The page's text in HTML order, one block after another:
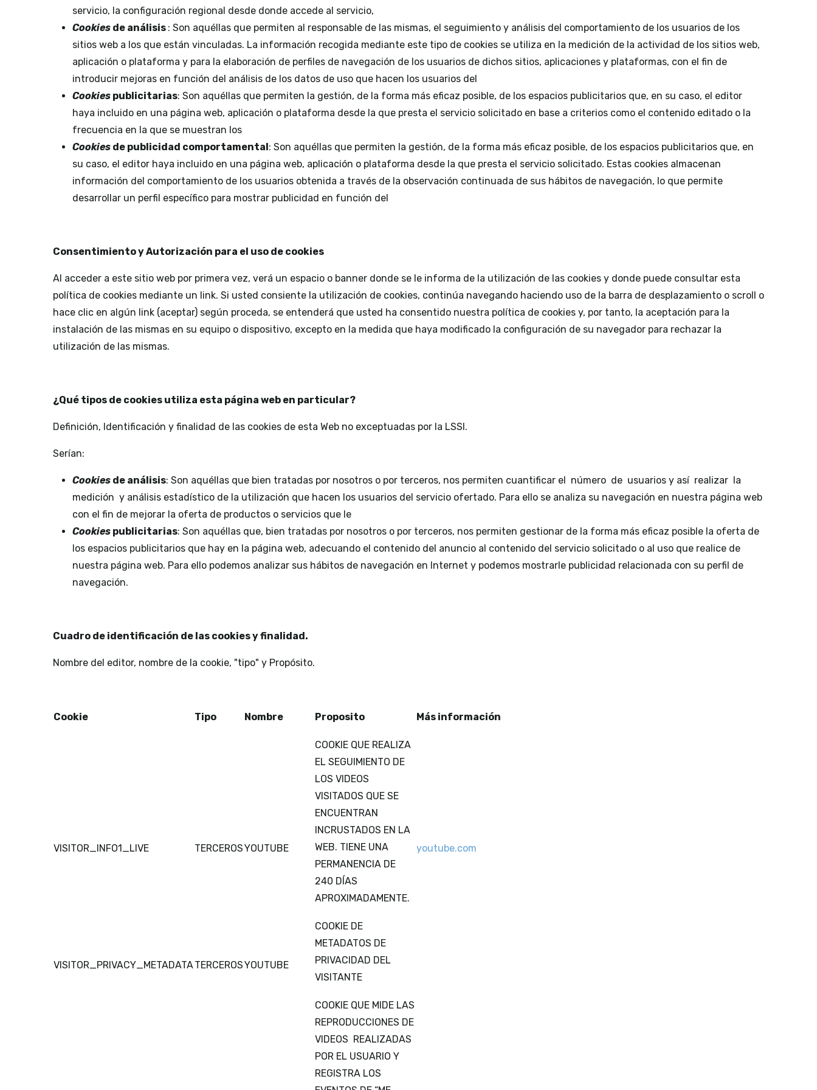
servicio, la configuración regional desde donde accede al servicio,
Cookies de análisis : Son aquéllas que permiten al responsable de las mismas, el seguimiento y análisis del comportamiento de los usuarios de los
sitios web a los que están vinculadas. La información recogida mediante este tipo de cookies se utiliza en la medición de la actividad de los sitios web,
aplicación o plataforma y para la elaboración de perfiles de navegación de los usuarios de dichos sitios, aplicaciones y plataformas, con el fin de
introducir mejoras en función del análisis de los datos de uso que hacen los usuarios del
Cookies publicitarias: Son aquéllas que permiten la gestión, de la forma más eficaz posible, de los espacios publicitarios que, en su caso, el editor
haya incluido en una página web, aplicación o plataforma desde la que presta el servicio solicitado en base a criterios como el contenido editado o la
frecuencia en la que se muestran los
Cookies de publicidad comportamental: Son aquéllas que permiten la gestión, de la forma más eficaz posible, de los espacios publicitarios que, en
su caso, el editor haya incluido en una página web, aplicación o plataforma desde la que presta el servicio solicitado. Estas cookies almacenan
información del comportamiento de los usuarios obtenida a través de la observación continuada de sus hábitos de navegación, lo que permite
desarrollar un perfil específico para mostrar publicidad en función del
Consentimiento y Autorización para el uso de cookies
Al acceder a este sitio web por primera vez, verá un espacio o banner donde se le informa de la utilización de las cookies y donde puede consultar esta
política de cookies mediante un link. Si usted consiente la utilización de cookies, continúa navegando haciendo uso de la barra de desplazamiento o scroll o
hace clic en algún link (aceptar) según proceda, se entenderá que usted ha consentido nuestra política de cookies y, por tanto, la aceptación para la
instalación de las mismas en su equipo o dispositivo, excepto en la medida que haya modificado la configuración de su navegador para rechazar la
utilización de las mismas.
¿Qué tipos de cookies utiliza esta página web en particular?
Definición, Identificación y finalidad de las cookies de esta Web no exceptuadas por la LSSI.
Serían:
Cookies de análisis: Son aquéllas que bien tratadas por nosotros o por terceros, nos permiten cuantificar el número de usuarios y así realizar la
medición y análisis estadístico de la utilización que hacen los usuarios del servicio ofertado. Para ello se analiza su navegación en nuestra página web
con el fin de mejorar la oferta de productos o servicios que le
Cookies publicitarias: Son aquéllas que, bien tratadas por nosotros o por terceros, nos permiten gestionar de la forma más eficaz posible la oferta de
los espacios publicitarios que hay en la página web, adecuando el contenido del anuncio al contenido del servicio solicitado o al uso que realice de
nuestra página web. Para ello podemos analizar sus hábitos de navegación en Internet y podemos mostrarle publicidad relacionada con su perfil de
navegación.
Cuadro de identificación de las cookies y finalidad.
Nombre del editor, nombre de la cookie, "tipo" y Propósito.
Cookie Tipo Nombre Proposito Más información
VISITOR_INFO1_LIVE TERCEROSYOUTUBE
COOKIE QUE REALIZA
EL SEGUIMIENTO DE
LOS VIDEOS
VISITADOS QUE SE
ENCUENTRAN
INCRUSTADOS EN LA
WEB. TIENE UNA
PERMANENCIA DE
240 DÍAS
APROXIMADAMENTE.
youtube.com
VISITOR_PRIVACY_METADATATERCEROSYOUTUBE
COOKIE DE
METADATOS DE
PRIVACIDAD DEL
VISITANTE
COOKIE QUE MIDE LAS
REPRODUCCIONES DE
VIDEOS REALIZADAS
POR EL USUARIO Y
REGISTRA LOS